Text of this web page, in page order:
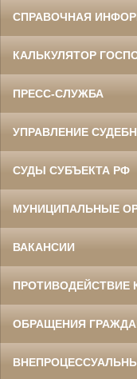
СПРАВОЧНАЯ
КАЛЬКУЛЯТОР
ПРЕСС-СЛУЖБА
УПРАВЛЕНИЕ
СУДЫ СУБЪЕКТА РФ
МУНИЦИПАЛЬНЫЕ
ВАКАНСИИ
ПРОТИВОДЕЙСТВИЕ
ОБРАЩЕНИЯ